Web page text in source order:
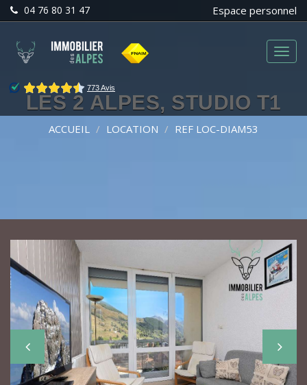
04 76 80 31 47 Espace personnel
Menu
LES 2 ALPES, STUDIO T1
ACCUEIL LOCATION REF LOC-DIAM53